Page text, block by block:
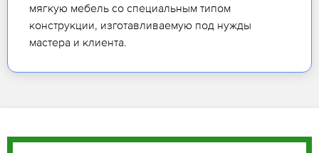
мягкую мебель со специальным типом
конструкции, изготавливаемую под нужды
мастера и клиента.